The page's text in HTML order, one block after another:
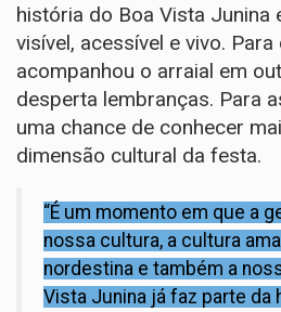
história do Boa Vista Junina
visível, acessível e vivo. Para
acompanhou o arraial em
desperta lembranças. Para
uma chance de conhecer
dimensão cultural da festa.
“É um momento em que a
nossa cultura, a cultura
nordestina e também a
Vista Junina já faz parte da